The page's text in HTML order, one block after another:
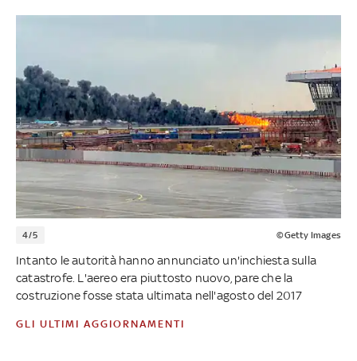
4/5 ©Getty Images
Intanto le autorità hanno annunciato un'inchiesta sulla
catastrofe. L'aereo era piuttosto nuovo, pare che la
costruzione fosse stata ultimata nell'agosto del 2017
GLI ULTIMI AGGIORNAMENTI